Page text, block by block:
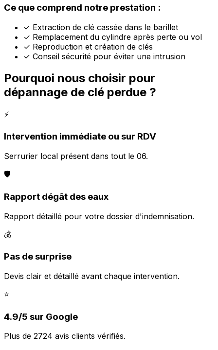
Ce que comprend notre prestation :
✓ Extraction de clé cassée dans le barillet
✓ Remplacement du cylindre après perte ou vol
✓ Reproduction et création de clés
✓ Conseil sécurité pour éviter une intrusion
Pourquoi nous choisir pour
dépannage de clé perdue ?
⚡
Intervention immédiate ou sur RDV
Serrurier local présent dans tout le 06.
🛡️
Rapport dégât des eaux
Rapport détaillé pour votre dossier d'indemnisation.
💰
Pas de surprise
Devis clair et détaillé avant chaque intervention.
⭐
4.9/5 sur Google
Plus de 2724 avis clients vérifiés.